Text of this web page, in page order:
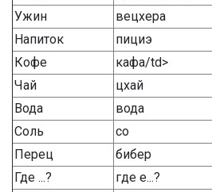
Ужин
вецхера
Напиток
пициэ
Кофе
кафа/td>
Чай
цхай
Вода
вода
Соль
со
Перец
бибер
Где ...?
где е...?